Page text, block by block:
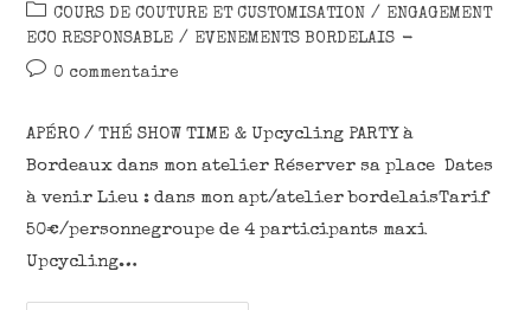
COURS DE COUTURE ET CUSTOMISATION / ENGAGEMENT
ECO RESPONSABLE / EVENEMENTS BORDELAIS
0 commentaire
APÉRO / THÉ SHOW TIME & Upcycling PARTY à
Bordeaux dans mon atelier Réserver sa place Dates
à venir Lieu : dans mon apt/atelier bordelaisTarif
50€/personnegroupe de 4 participants maxi
Upcycling…